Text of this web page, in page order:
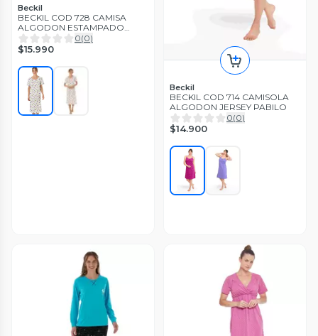
Beckil
BECKIL COD 728 CAMISA
ALGODON ESTAMPADO
MANGA CORTA
0(0)
$15.990
Beckil
BECKIL COD 714 CAMISOLA
ALGODON JERSEY PABILO
0(0)
$14.900